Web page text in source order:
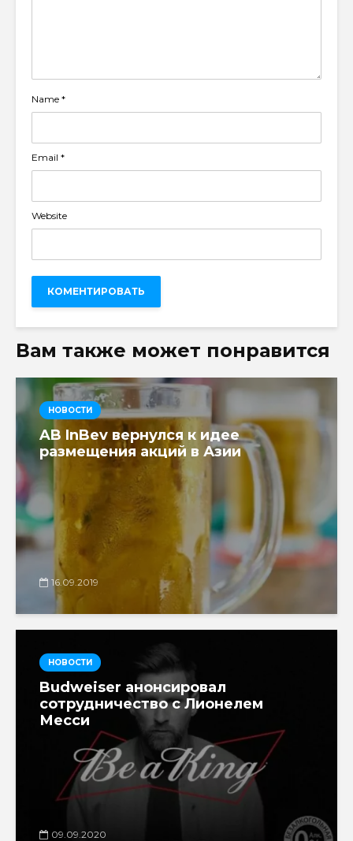
Name *
Email *
Website
Вам также может понравится
НОВОСТИ
AB InBev вернулся к идее
размещения акций в Азии
16.09.2019
НОВОСТИ
Budweiser анонсировал
сотрудничество с Лионелем
Месси
09.09.2020